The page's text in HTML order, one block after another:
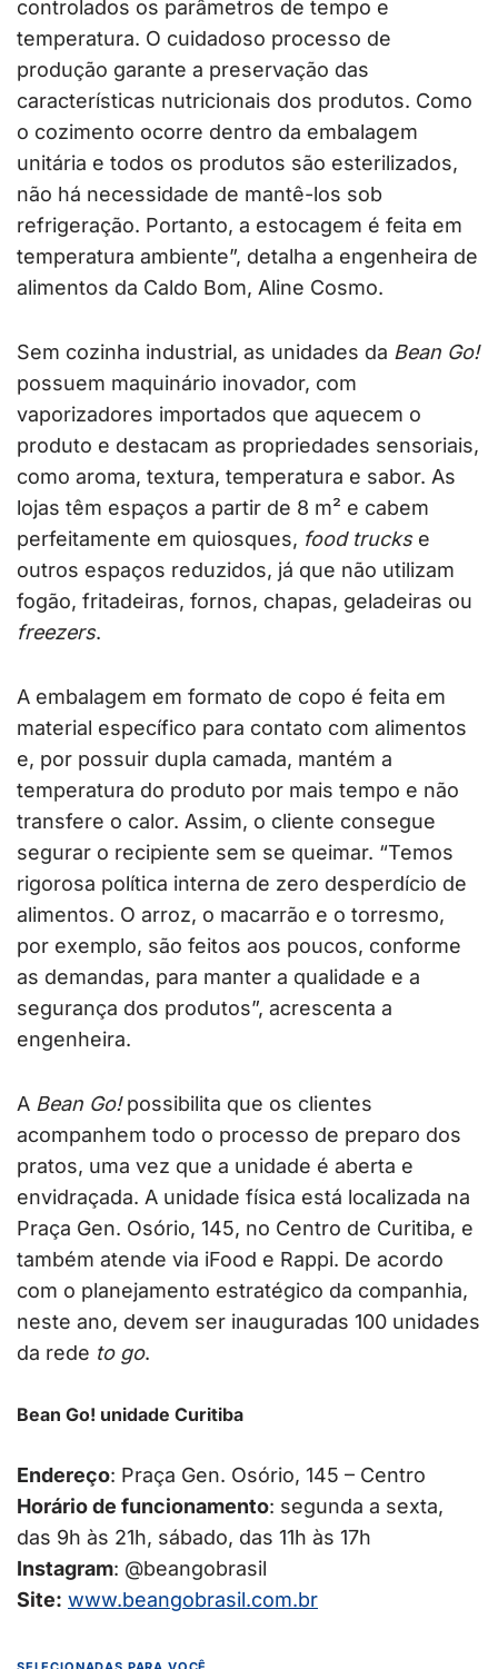
controlados os parâmetros de tempo e
temperatura. O cuidadoso processo de
produção garante a preservação das
características nutricionais dos produtos. Como
o cozimento ocorre dentro da embalagem
unitária e todos os produtos são esterilizados,
não há necessidade de mantê-los sob
refrigeração. Portanto, a estocagem é feita em
temperatura ambiente”, detalha a engenheira de
alimentos da Caldo Bom, Aline Cosmo.
Sem cozinha industrial, as unidades da Bean Go!
possuem maquinário inovador, com
vaporizadores importados que aquecem o
produto e destacam as propriedades sensoriais,
como aroma, textura, temperatura e sabor. As
lojas têm espaços a partir de 8 m² e cabem
perfeitamente em quiosques, food truckse
outros espaços reduzidos, já que não utilizam
fogão, fritadeiras, fornos, chapas, geladeiras ou
freezers.
A embalagem em formato de copo é feita em
material específico para contato com alimentos
e, por possuir dupla camada, mantém a
temperatura do produto por mais tempo e não
transfere o calor. Assim, o cliente consegue
segurar o recipiente sem se queimar. “Temos
rigorosa política interna de zero desperdício de
alimentos. O arroz, o macarrão e o torresmo,
por exemplo, são feitos aos poucos, conforme
as demandas, para manter a qualidade e a
segurança dos produtos”, acrescenta a
engenheira.
A Bean Go!possibilita que os clientes
acompanhem todo o processo de preparo dos
pratos, uma vez que a unidade é aberta e
envidraçada. A unidade física está localizada na
Praça Gen. Osório, 145, no Centro de Curitiba, e
também atende via iFood e Rappi. De acordo
com o planejamento estratégico da companhia,
neste ano, devem ser inauguradas 100 unidades
da rede to go.
Bean Go! unidade Curitiba
Endereço: Praça Gen. Osório, 145 – Centro
Horário de funcionamento: segunda a sexta,
das 9h às 21h, sábado, das 11h às 17h
Instagram: @beangobrasil
Site: www.beangobrasil.com.br